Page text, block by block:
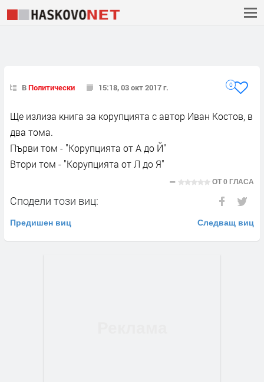
ВПолитически 15:18, 03 окт 2017 г. 0
Ще излиза книга за корупцията с автор Иван Костов, в
два тома.
Първи том - "Корупцията от А до Й"
Втори том - "Корупцията от Л до Я"
ОТ0 ГЛАСА
Сподели този виц:
Предишен виц Следващ виц